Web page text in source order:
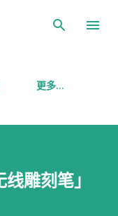
更多…
雕刻笔」